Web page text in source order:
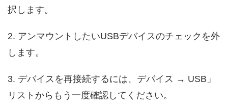
択します。
2. アンマウントしたいUSBデバイスのチェックを外
します。
3. デバイスを再接続するには、デバイス → USB」
リストからもう一度確認してください。